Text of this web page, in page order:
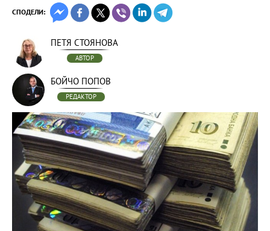
СПОДЕЛИ:
ПЕТЯ СТОЯНОВА
АВТОР
БОЙЧО ПОПОВ
РЕДАКТОР